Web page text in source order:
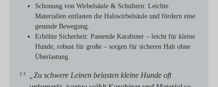
Schonung von Wirbelsäule & Schultern: Leichte
Materialien entlasten die Halswirbelsäule und fördern eine
gesunde Bewegung.
Erhöhte Sicherheit: Passende Karabiner – leicht für kleine
Hunde, robust für große – sorgen für sicheren Halt ohne
Überlastung.
„Zu schwere Leinen belasten kleine Hunde oft